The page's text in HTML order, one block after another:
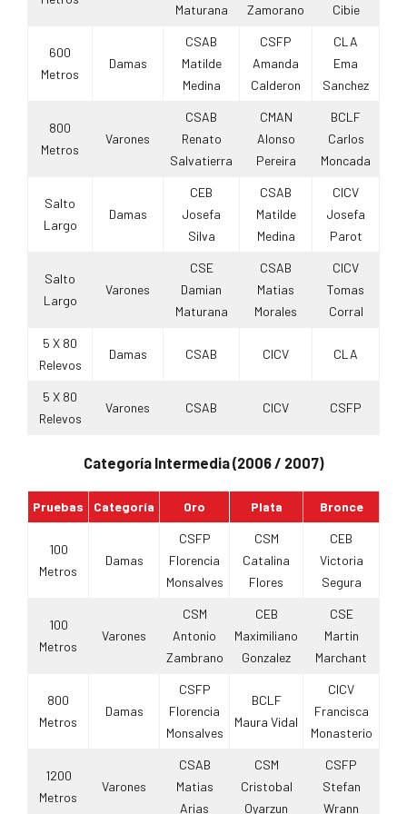
Maturana Zamorano Cibie
600
Metros
Damas
CSAB
Matilde
Medina
CSFP
Amanda
Calderon
CLA
Ema
Sanchez
800
Metros
Varones
CSAB
Renato
Salvatierra
CMAN
Alonso
Pereira
BCLF
Carlos
Moncada
Salto
Largo
Damas
CEB
Josefa
Silva
CSAB
Matilde
Medina
CICV
Josefa
Parot
Salto
Largo
Varones
CSE
Damian
Maturana
CSAB
Matias
Morales
CICV
Tomas
Corral
5 X 80
Relevos
Damas CSAB CICV CLA
5 X 80
Relevos
Varones CSAB CICV CSFP
Categoría Intermedia (2006 / 2007)
Pruebas Categoría Oro Plata Bronce
100
Metros
Damas
CSFP
Florencia
Monsalves
CSM
Catalina
Flores
CEB
Victoria
Segura
100
Metros
Varones
CSM
Antonio
Zambrano
CEB
Maximiliano
Gonzalez
CSE
Martin
Marchant
800
Metros
Damas
CSFP
Florencia
Monsalves
BCLF
Maura Vidal
CICV
Francisca
Monasterio
1200
Metros
Varones
CSAB
Matias
Arias
CSM
Cristobal
Oyarzun
CSFP
Stefan
Wrann